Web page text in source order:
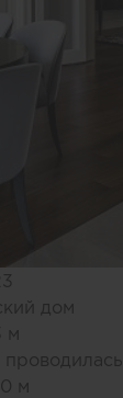
дом
м
проводилась
м